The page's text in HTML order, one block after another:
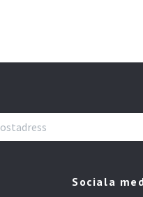
Sociala